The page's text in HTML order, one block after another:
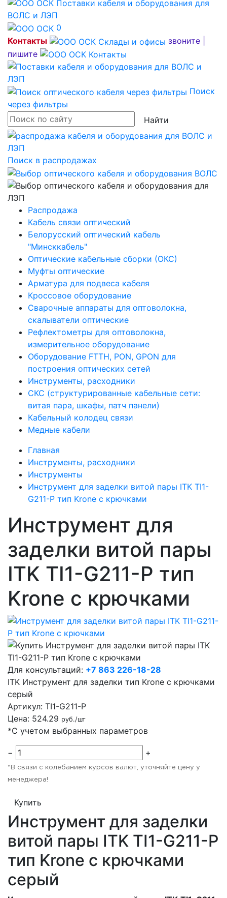
0
Контакты
звоните |
пишите
Поиск
через фильтры
Найти
Поиск в распродажах
Распродажа
Кабель связи оптический
Белорусский оптический кабель
"Минсккабель"
Оптические кабельные сборки (ОКС)
Муфты оптические
Арматура для подвеса кабеля
Кроссовое оборудование
Сварочные аппараты для оптоволокна,
скалыватели оптические
Рефлектометры для оптоволокна,
измерительное оборудование
Оборудование FTTH, PON, GPON для
построения оптических сетей
Инструменты, расходники
СКС (структурированные кабельные сети: ​
витая пара, шкафы, патч панели)
Кабельный колодец связи
Медные кабели
Главная
Инструменты, расходники
Инструменты
Инструмент для заделки витой пары ITK TI1-
G211-P тип Krone с крючками
Инструмент для
заделки витой пары
ITK TI1-G211-P тип
Krone с крючками
Для консультаций: +7 863 226-18-28
ITK Инструмент для заделки тип Krone с крючками
серый
Артикул: TI1-G211-P
Цена: 524.29 руб./шт
*С учетом выбранных параметров
− +
*В связи с колебанием курсов валют, уточняйте цену у
менеджера!
Купить
Инструмент для заделки
витой пары ITK TI1-G211-P
тип Krone с крючками
серый